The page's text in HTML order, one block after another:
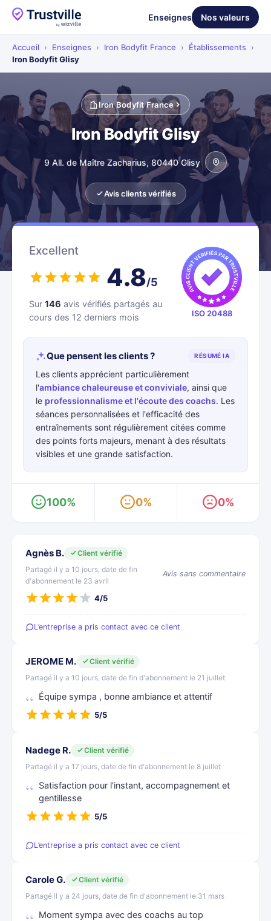
Enseignes Nos valeurs
Accueil › Enseignes › Iron Bodyfit France › Établissements
›
Iron Bodyfit Glisy
Iron Bodyfit France
Iron Bodyfit Glisy
9 All. de Maître Zacharius, 80440 Glisy
Avis clients vérifiés
Excellent
4.8/5
Sur 146 avis vérifiés partagés au
cours des 12 derniers mois
ISO 20488
Que pensent les clients ? RÉSUMÉ IA
Les clients apprécient particulièrement
l'ambiance chaleureuse et conviviale, ainsi que
le professionnalisme et l'écoute des coachs. Les
séances personnalisées et l'efficacité des
entraînements sont régulièrement citées comme
des points forts majeurs, menant à des résultats
visibles et une grande satisfaction.
100% 0% 0%
Agnès B.
Client vérifié
Partagé il y a 10 jours, date de fin
d'abonnement le 23 avril
Avis sans commentaire
4/5
L’entreprise a pris contact avec ce client
JEROME M.
Client vérifié
Partagé il y a 10 jours, date de fin d'abonnement le 21 juillet
Équipe sympa , bonne ambiance et attentif
5/5
Nadege R.
Client vérifié
Partagé il y a 17 jours, date de fin d'abonnement le 8 juillet
Satisfaction pour l'instant, accompagnement et
gentillesse
5/5
L’entreprise a pris contact avec ce client
Carole G.
Client vérifié
Partagé il y a 24 jours, date de fin d'abonnement le 31 mars
Moment sympa avec des coachs au top